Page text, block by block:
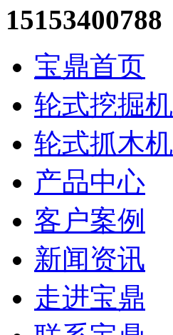
15153400788
宝鼎首页
轮式挖掘机
轮式抓木机
产品中心
客户案例
新闻资讯
走进宝鼎